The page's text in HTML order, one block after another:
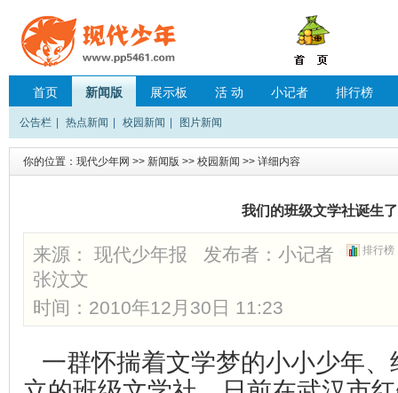
首页 新闻版 展示板 活 动 小记者 排行榜
公告栏 热点新闻 校园新闻 图片新闻
你的位置： 现代少年网 >> 新闻版 >> 校园新闻 >> 详细内容
我们的班级文学社诞生了
排行榜
来源： 现代少年报 发布者： 小记者
张汶文
时间：2010年12月30日 11:23
一群怀揣着文学梦的小小少年